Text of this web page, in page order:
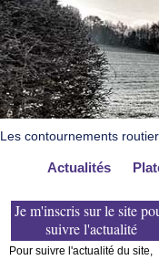
Les contournements
Actualités
Je m'inscris sur le site
suivre l'actualité
Pour suivre l'actualité du site,